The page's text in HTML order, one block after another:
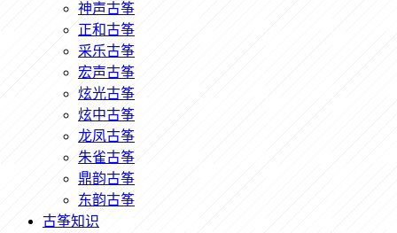
神声古筝
正和古筝
采乐古筝
宏声古筝
炫光古筝
炫中古筝
龙凤古筝
朱雀古筝
鼎韵古筝
东韵古筝
古筝知识